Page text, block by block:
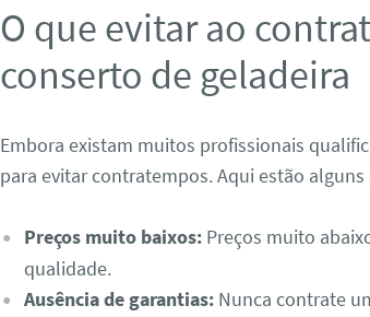
O que evitar ao
conserto de geladeira
Embora existam muitos profissionais
para evitar contratempos. Aqui estão
Preços muito baixos:Preços muito
qualidade.
Ausência de garantias:Nunca contrate